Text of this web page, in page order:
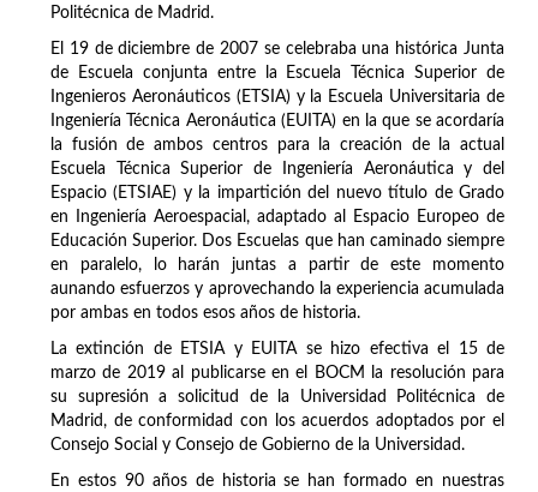
Politécnica de Madrid.
El 19 de diciembre de 2007 se celebraba una histórica Junta
de Escuela conjunta entre la Escuela Técnica Superior de
Ingenieros Aeronáuticos (ETSIA) y la Escuela Universitaria de
Ingeniería Técnica Aeronáutica (EUITA) en la que se acordaría
la fusión de ambos centros para la creación de la actual
Escuela Técnica Superior de Ingeniería Aeronáutica y del
Espacio (ETSIAE) y la impartición del nuevo título de Grado
en Ingeniería Aeroespacial, adaptado al Espacio Europeo de
Educación Superior. Dos Escuelas que han caminado siempre
en paralelo, lo harán juntas a partir de este momento
aunando esfuerzos y aprovechando la experiencia acumulada
por ambas en todos esos años de historia.
La extinción de ETSIA y EUITA se hizo efectiva el 15 de
marzo de 2019 al publicarse en el BOCM la resolución para
su supresión a solicitud de la Universidad Politécnica de
Madrid, de conformidad con los acuerdos adoptados por el
Consejo Social y Consejo de Gobierno de la Universidad.
En estos 90 años de historia se han formado en nuestras